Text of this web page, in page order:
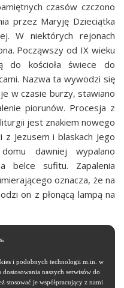
czasów czczono
przez Maryję Dzieciątka
W niektórych rejonach
Począwszy od IX wieku
kościoła świece do
Nazwa ta wywodzi się
w czasie burzy, stawiano
piorunów. Procesja z
jest znakiem nowego
Jezusem i blaskach Jego
dawniej wypalano
belce sufitu. Zapalenia
oznacza, że na
on z płonącą lampą na
i podobnych technologii m.in. w
naszych serwisów do
je współpracujący z nami